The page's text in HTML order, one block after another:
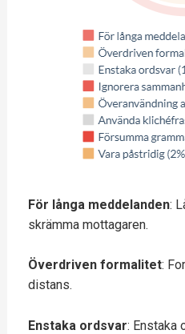
För långa meddelanden:
skrämma mottagaren.
Överdriven formalitet:
distans.
Enstaka ordsvar: Enstaka